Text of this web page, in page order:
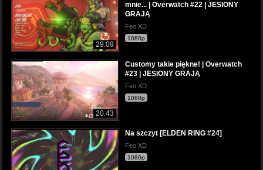
29:09
mnie... | Overwatch #22 | JESIONY
GRAJĄ
Feo XD
1080p
20:43
Customy takie piękne! | Overwatch
#23 | JESIONY GRAJĄ
Feo XD
1080p
Na szczyt [ELDEN RING #24]
Feo XD
1080p